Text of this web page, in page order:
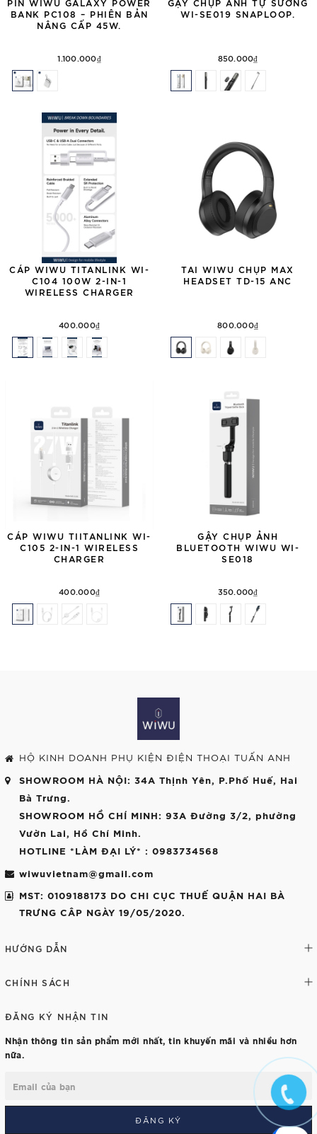
BANK PC108 – PHIÊN BẢN
NÂNG CẤP 45W.
1.100.000₫
WI-SE019 SNAPLOOP.
850.000₫
CÁP WIWU TITANLINK WI-
C104 100W 2-IN-1
WIRELESS CHARGER
400.000₫
TAI WIWU CHỤP MAX
HEADSET TD-15 ANC
800.000₫
CÁP WIWU TIITANLINK WI-
C105 2-IN-1 WIRELESS
CHARGER
400.000₫
GẬY CHỤP ẢNH
BLUETOOTH WIWU WI-
SE018
350.000₫
HỘ KINH DOANH PHỤ KIỆN ĐIỆN THOẠI TUẤN ANH
SHOWROOM HÀ NỘI: 34A Thịnh Yên, P.Phố Huế, Hai
Bà Trưng.
SHOWROOM HỒ CHÍ MINH: 93A Đường 3/2, phường
Vườn Lai, Hồ Chí Minh.
HOTLINE *LÀM ĐẠI LÝ* : 0983734568
wiwuvietnam@gmail.com
MST: 0109188173 DO CHI CỤC THUẾ QUẬN HAI BÀ
TRƯNG CÂP NGÀY 19/05/2020.
HƯỚNG DẪN
CHÍNH SÁCH
ĐĂNG KÝ NHẬN TIN
Nhận thông tin sản phẩm mới nhất, tin khuyến mãi và nhiều hơn
nữa.
ĐĂNG KÝ